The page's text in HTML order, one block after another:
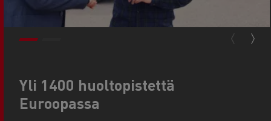
Yli 1400 huoltopistettä
Euroopassa